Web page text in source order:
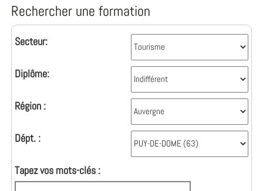
Rechercher une formation
Secteur:
Diplôme:
Région :
Dépt. :
Tapez vos mots-clés :